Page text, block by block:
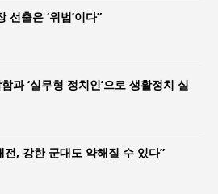
선출은 ‘위법’이다”
과 ‘실무형 정치인’으로 생활정치 실
전, 강한 군대도 약해질 수 있다”